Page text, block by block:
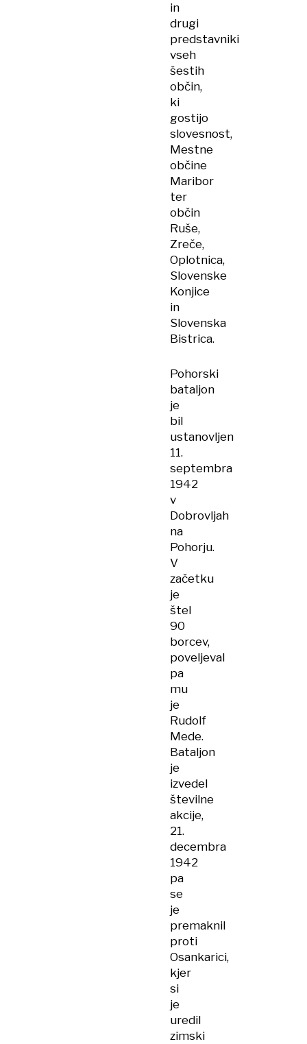
in
drugi
predstavniki
vseh
šestih
občin,
ki
gostijo
slovesnost,
Mestne
občine
Maribor
ter
občin
Ruše,
Zreče,
Oplotnica,
Slovenske
Konjice
in
Slovenska
Bistrica.
Pohorski
bataljon
je
bil
ustanovljen
11.
septembra
1942
v
Dobrovljah
na
Pohorju.
V
začetku
je
štel
90
borcev,
poveljeval
pa
mu
je
Rudolf
Mede.
Bataljon
je
izvedel
številne
akcije,
21.
decembra
1942
pa
se
je
premaknil
proti
Osankarici,
kjer
si
je
uredil
zimski